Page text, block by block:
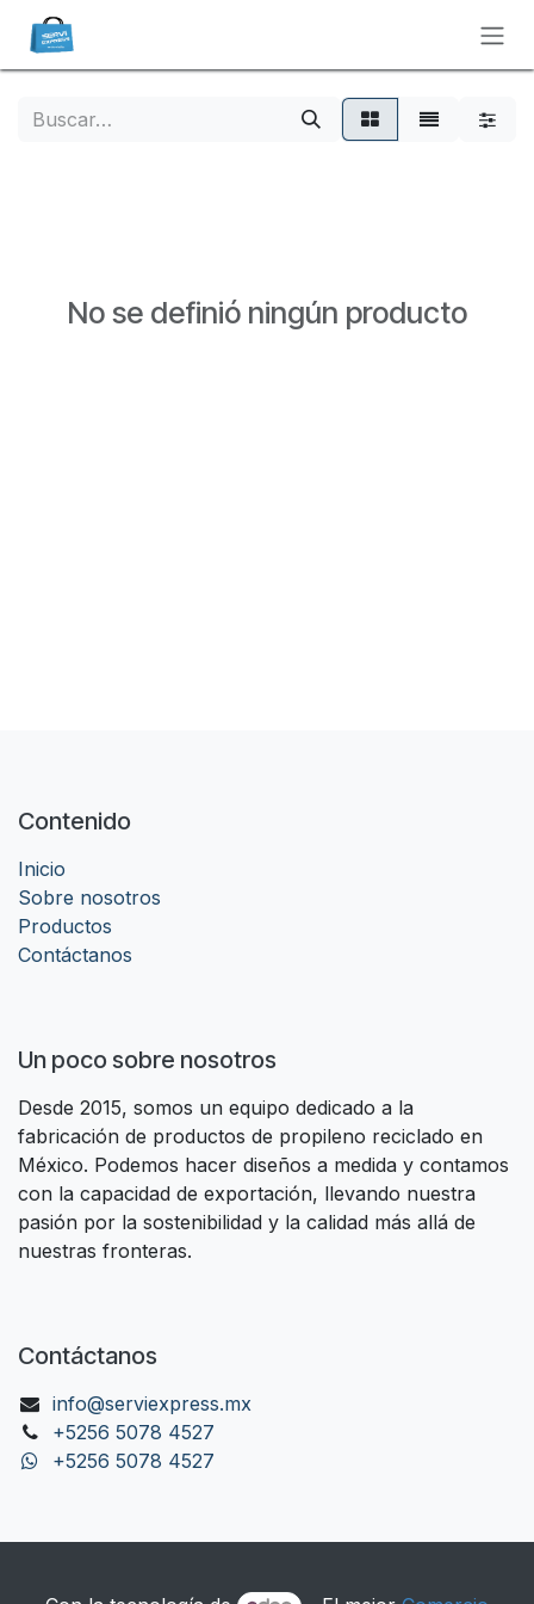
Ir al contenido
No se definió ningún producto
Contenido
Inicio
Sobre nosotros
Productos
Contáctanos
Un poco sobre nosotros
Desde 2015, somos un equipo dedicado a la
fabricación de productos de propileno reciclado en
México. Podemos hacer diseños a medida y contamos
con la capacidad de exportación, llevando nuestra
pasión por la sostenibilidad y la calidad más allá de
nuestras fronteras.
Contáctanos
info@serviexpress.mx
+52‭56 5078 4527‬
+52‭56 5078 4527‬